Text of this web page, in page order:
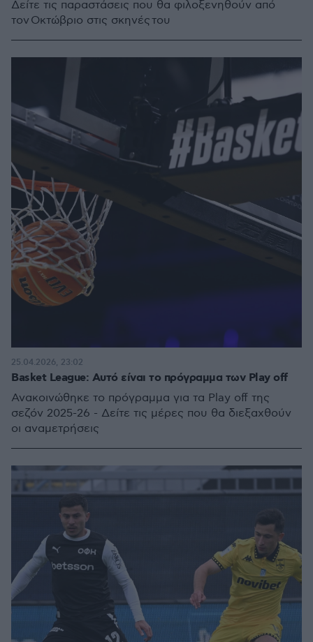
Δείτε τις παραστάσεις που θα φιλοξενηθούν από
τον Οκτώβριο στις σκηνές του
Basket League: Αυτό είναι το πρόγραμμα των Play off
Ανακοινώθηκε το πρόγραμμα για τα Play off της
σεζόν 2025-26 - Δείτε τις μέρες που θα διεξαχθούν
οι αναμετρήσεις
25.04.2026, 23:02